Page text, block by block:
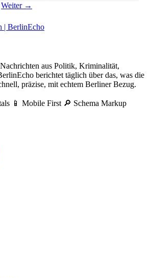
Weiter →
aus Politik, Kriminalität,
berichtet täglich über das, was die
präzise, mit echtem Berliner Bezug.
📱 Mobile First 🔎 Schema Markup